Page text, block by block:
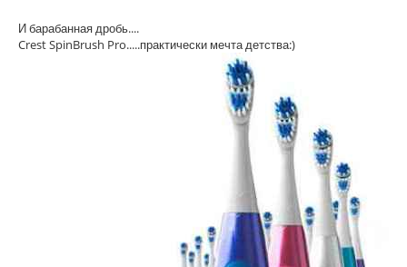
И барабанная дробь....
Crest SpinBrush Pro.....практически мечта детства:)